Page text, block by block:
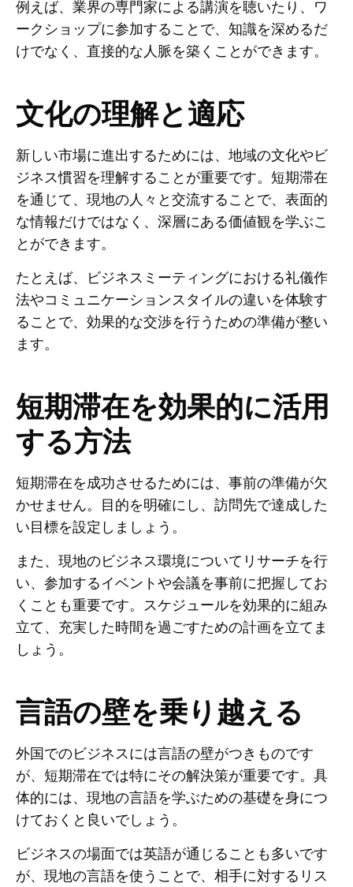
例えば、業界の専門家による講演を聴いたり、ワ
ークショップに参加することで、知識を深めるだ
けでなく、直接的な人脈を築くことができます。
文化の理解と適応
新しい市場に進出するためには、地域の文化やビ
ジネス慣習を理解することが重要です。短期滞在
を通じて、現地の人々と交流することで、表面的
な情報だけではなく、深層にある価値観を学ぶこ
とができます。
たとえば、ビジネスミーティングにおける礼儀作
法やコミュニケーションスタイルの違いを体験す
ることで、効果的な交渉を行うための準備が整い
ます。
短期滞在を効果的に活用
する方法
短期滞在を成功させるためには、事前の準備が欠
かせません。目的を明確にし、訪問先で達成した
い目標を設定しましょう。
また、現地のビジネス環境についてリサーチを行
い、参加するイベントや会議を事前に把握してお
くことも重要です。スケジュールを効果的に組み
立て、充実した時間を過ごすための計画を立てま
しょう。
言語の壁を乗り越える
外国でのビジネスには言語の壁がつきものです
が、短期滞在では特にその解決策が重要です。具
体的には、現地の言語を学ぶための基礎を身につ
けておくと良いでしょう。
ビジネスの場面では英語が通じることも多いです
が、現地の言語を使うことで、相手に対するリス